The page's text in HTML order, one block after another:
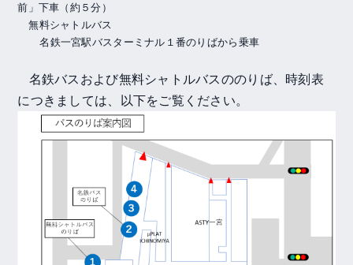
前」下車（約５分）
無料シャトルバス
名鉄一宮駅バスターミナル１番のりばから乗車
名鉄バスおよび無料シャトルバスののりば、時刻表
につきましては、以下をご覧ください。